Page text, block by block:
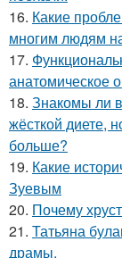
16. Какие
многим людям
17.
анатомическое
18. Знакомы ли
жёсткой диете,
больше?
19. Какие
Зуевым
20. Почему
21. Татьяна
драмы.